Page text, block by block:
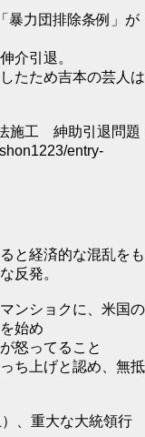
暴力団排除条例」が
介引退。
たため吉本の芸人は
施工 紳助引退問題
entry-
と経済的な混乱をも
反発。
ンショクに、米国の
始め
怒ってること
ち上げと認め、無抵
、重大な大統領行